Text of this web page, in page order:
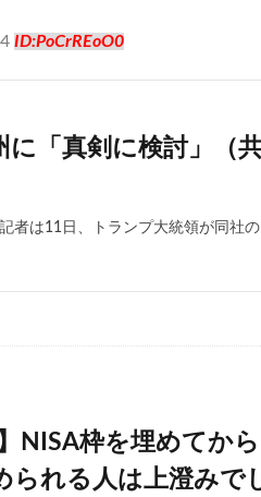
ID:PoCrREoO0
「真剣に検討」（
者は11日、トランプ大統領が同社
】NISA枠を埋めてか
られる人は上澄みで